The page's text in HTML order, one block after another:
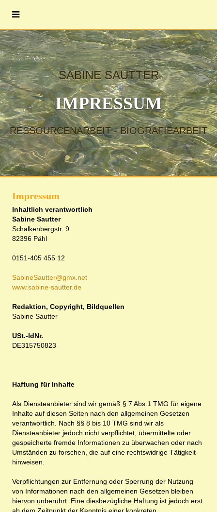
SABINE SAUTTER
IMPRESSUM
RESSOURCENARBEIT - BIOGRAFIEARBEIT
Impressum
Inhaltlich verantwortlich
Sabine Sautter
Schalkenbergstr. 9
82396 Pähl
0151-405 455 12
SabineSautter@gmx.net
www.sabine-sautter.de
Redaktion, Copyright, Bildquellen
Sabine Sautter
USt.-IdNr.
DE315750823
Haftung für Inhalte
Als Diensteanbieter sind wir gemäß § 7 Abs.1 TMG für eigene
Inhalte auf diesen Seiten nach den allgemeinen Gesetzen
verantwortlich. Nach §§ 8 bis 10 TMG sind wir als
Diensteanbieter jedoch nicht verpflichtet, übermittelte oder
gespeicherte fremde Informationen zu überwachen oder nach
Umständen zu forschen, die auf eine rechtswidrige Tätigkeit
hinweisen.
Verpflichtungen zur Entfernung oder Sperrung der Nutzung
von Informationen nach den allgemeinen Gesetzen bleiben
hiervon unberührt. Eine diesbezügliche Haftung ist jedoch erst